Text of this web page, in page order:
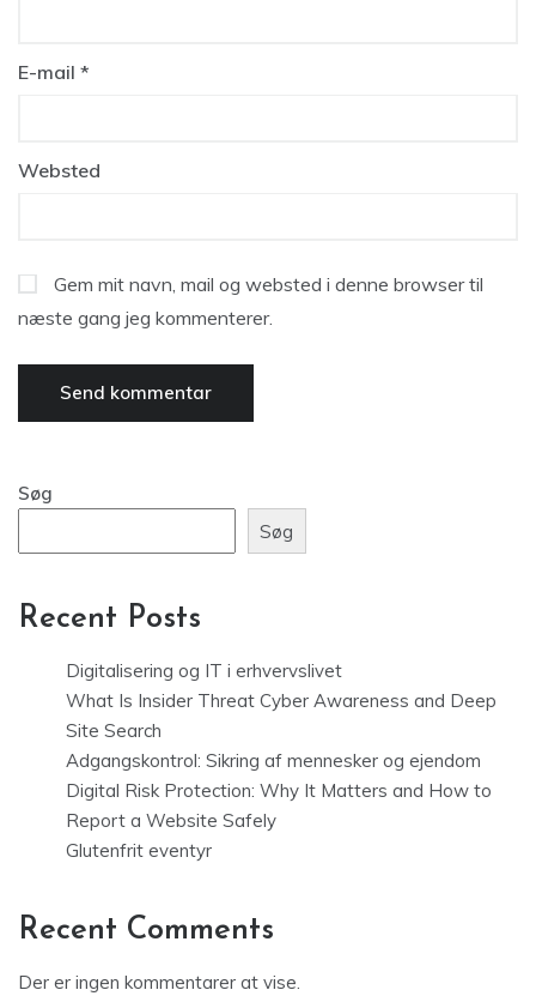
E-mail *
Websted
Gem mit navn, mail og websted i denne browser til
næste gang jeg kommenterer.
Søg
Søg
Recent Posts
Digitalisering og IT i erhvervslivet
What Is Insider Threat Cyber Awareness and Deep
Site Search
Adgangskontrol: Sikring af mennesker og ejendom
Digital Risk Protection: Why It Matters and How to
Report a Website Safely
Glutenfrit eventyr
Recent Comments
Der er ingen kommentarer at vise.